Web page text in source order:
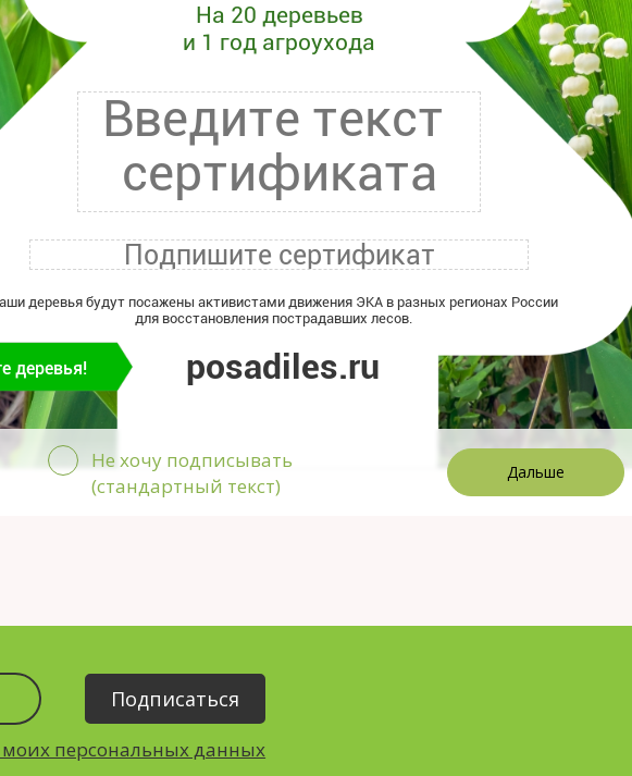
деревья!
На 20 деревьев
и 1 год агроухода
деревья будут посажены активистами движения ЭКА в разных регионах России
для восстановления пострадавших лесов.
posadiles.ru
Не хочу подписывать
(стандартный текст)
Дальше
моих персональных данных